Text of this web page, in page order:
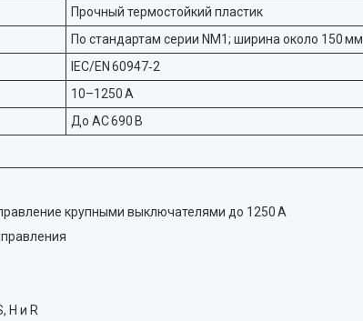
Прочный термостойкий пластик
По стандартам серии NM1; ширина около 150 мм
IEC/EN 60947‑2
10–1250 A
До AC 690 В
крупными выключателями до 1250 A
H и R